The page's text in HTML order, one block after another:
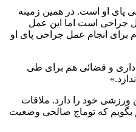
پای او است. در همین زمینه
جراحی است اما این عمل
برای انجام عمل جراحی پای او
و قضائی هم برای طی
ورزشی خود را دارد. ملاقات
ملاقات داشته است و می‌توانم بگویم که توماج صالحی وضعیت